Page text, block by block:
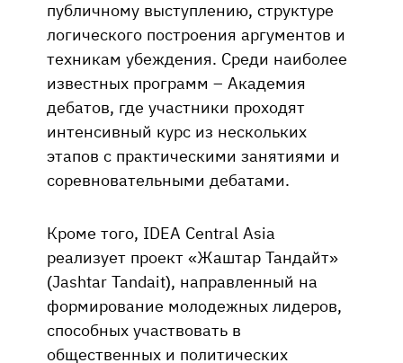
публичному выступлению, структуре
логического построения аргументов и
техникам убеждения. Среди наиболее
известных программ – Академия
дебатов, где участники проходят
интенсивный курс из нескольких
этапов с практическими занятиями и
соревновательными дебатами.
Кроме того, IDEA Central Asia
реализует проект «Жаштар Тандайт»
(Jashtar Tandait), направленный на
формирование молодежных лидеров,
способных участвовать в
общественных и политических